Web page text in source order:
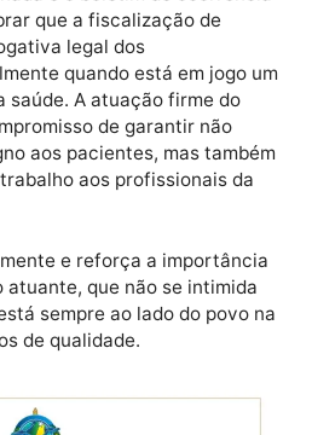
“Se fazem isso com um
a gente que é só povo!”,
que aguardava atendimento.
a servidora agrediu
e o boletim de
legal dos
quando está em jogo
a saúde. A atuação firme do
de garantir não
trabalho aos profissionais da